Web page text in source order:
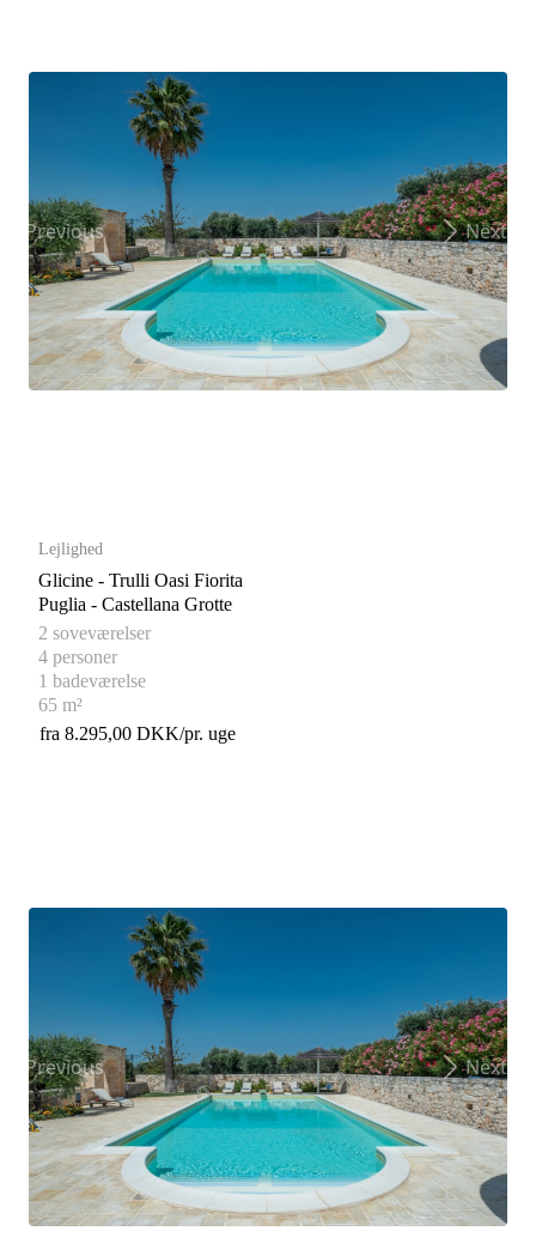
Previous Next
Lejlighed
Glicine - Trulli Oasi Fiorita
Puglia - Castellana Grotte
2 soveværelser
4 personer
1 badeværelse
65 m²
fra 8.295,00 DKK/pr. uge
Previous Next